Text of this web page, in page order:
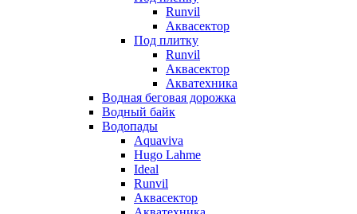
Runvil
Аквасектор
Под плитку
Runvil
Аквасектор
Акватехника
Водная беговая дорожка
Водный байк
Водопады
Aquaviva
Hugo Lahme
Ideal
Runvil
Аквасектор